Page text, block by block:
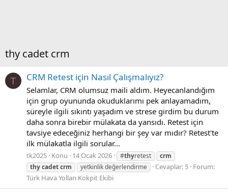
thy cadet crm
T CRM Retest için Nasıl Çalışmalıyız?
Selamlar, CRM olumsuz maili aldım. Heyecanlandığım
için grup oyununda okuduklarımı pek anlayamadım,
süreyle ilgili sıkıntı yaşadım ve strese girdim bu durum
daha sonra birebir mülakata da yansıdı. Retest için
tavsiye edeceğiniz herhangi bir şey var mıdır? Retest'te
ilk mülakatla ilgili sorular...
tk2025 Konu 14 Ocak 2026 #thyretest
crm
thycadetcrm yetkinlik değerlendirme Cevaplar: 5 Forum:
Türk Hava Yolları Kokpit Ekibi